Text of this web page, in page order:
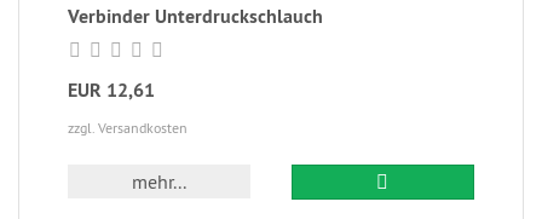
Verbinder Unterdruckschlauch
EUR 12,61
zzgl. Versandkosten
mehr...